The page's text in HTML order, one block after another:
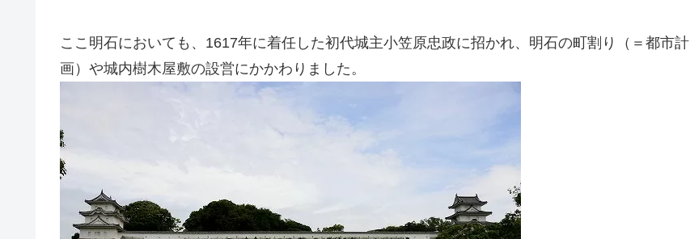
ここ明石においても、1617年に着任した初代城主小笠原忠政に招かれ、明石の町割り（＝都市計
画）や城内樹木屋敷の設営にかかわりました。